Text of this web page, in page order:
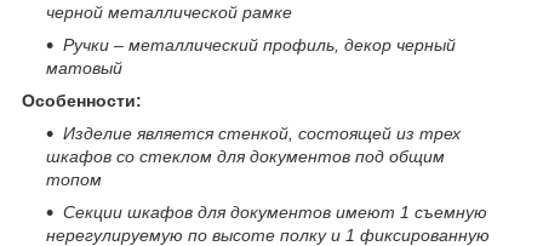
черной металлической рамке
Ручки – металлический профиль, декор черный
матовый
Особенности:
Изделие является стенкой, состоящей из трех
шкафов со стеклом для документов под общим
топом
Секции шкафов для документов имеют 1 съемную
нерегулируемую по высоте полку и 1 фиксированную